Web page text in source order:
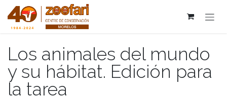
Ir al contenido
Los animales del mundo
y su hábitat. Edición para
la tarea